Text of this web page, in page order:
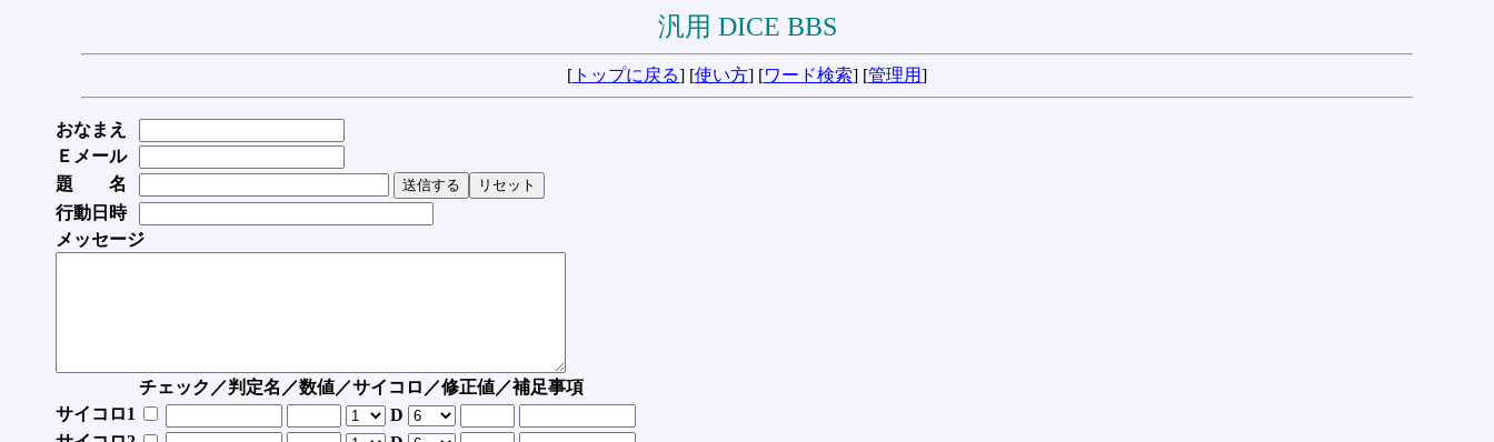
汎用 DICE BBS
[ トップに戻る] [使い方] [ワード検索] [管理用]
おなまえ
Ｅメール
題 名
行動日時
メッセージ
チェック／判定名／数値／サイコロ／修正値／補足事項
サイコロ1
D